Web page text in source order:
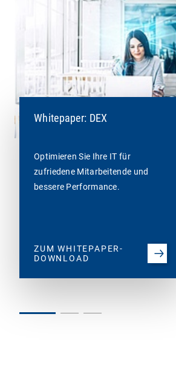
Whitepaper: DEX
Optimieren Sie Ihre IT für
zufriedene Mitarbeitende und
bessere Performance.
ZUM WHITEPAPER-
DOWNLOAD